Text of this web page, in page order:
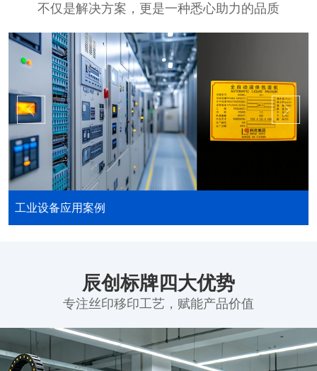
不仅是解决方案，更是一种悉心助力的品质
工业设备应用案例
辰创标牌四大优势
专注丝印移印工艺，赋能产品价值